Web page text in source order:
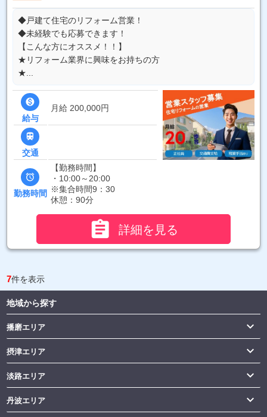
◆戸建て住宅のリフォーム営業！
◆未経験でも応募できます！
【こんな方にオススメ！！】
★リフォーム業界に興味をお持ちの方
★...

給与
月給 200,000円

交通

勤務時間
【勤務時間】
・10:00～20:00
※集合時間9：30
休憩：90分
 詳細を見る
7件を表示
地域から探す
播磨エリア 
摂津エリア 
淡路エリア 
丹波エリア 